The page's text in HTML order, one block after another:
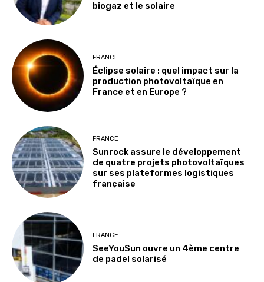
biogaz et le solaire
FRANCE
Éclipse solaire : quel impact sur la
production photovoltaïque en
France et en Europe ?
FRANCE
Sunrock assure le développement
de quatre projets photovoltaïques
sur ses plateformes logistiques
française
FRANCE
SeeYouSun ouvre un 4ème centre
de padel solarisé